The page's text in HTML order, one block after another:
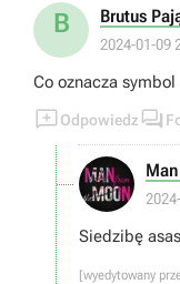
musisz
B Brutus
2024-01-09
Co oznacza
Odpowiedz 
Siedzibę
[wyedytowany